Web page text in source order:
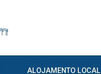
ALOJAMENTO LOCAL